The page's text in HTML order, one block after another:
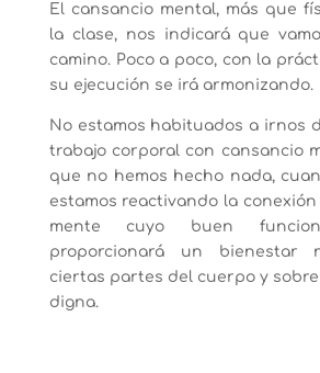
El cansancio mental, más que
la clase, nos indicará que
camino. Poco a poco, con la
su ejecución se irá armonizando.
No estamos habituados a irnos
trabajo corporal con cansancio
que no hemos hecho nada,
estamos reactivando la
mente cuyo buen
proporcionará un bienestar
ciertas partes del cuerpo y
digna.